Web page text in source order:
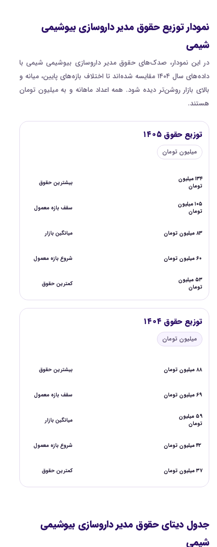
نمودار توزیع حقوق مدیر داروسازی بیوشیمی
شیمی
در این نمودار، صدک‌های حقوق مدیر داروسازی بیوشیمی شیمی با
داده‌های سال ۱۴۰۴ مقایسه شده‌اند تا اختلاف بازه‌های پایین، میانه و
بالای بازار روشن‌تر دیده شود. همه اعداد ماهانه و به میلیون تومان
هستند.
توزیع حقوق ۱۴۰۵
میلیون تومان
بیشترین حقوق
۱۳۴ میلیون
تومان
سقف بازه معمول
۱۰۵ میلیون
تومان
میانگین بازار ۸۳ میلیون تومان
شروع بازه معمول ۶۰ میلیون تومان
کمترین حقوق
۵۳ میلیون
تومان
توزیع حقوق ۱۴۰۴
میلیون تومان
بیشترین حقوق ۸۸ میلیون تومان
سقف بازه معمول ۶۹ میلیون تومان
میانگین بازار
۵۹ میلیون
تومان
شروع بازه معمول ۴۲ میلیون تومان
کمترین حقوق ۳۷ میلیون تومان
جدول دیتای حقوق مدیر داروسازی بیوشیمی
شیمی